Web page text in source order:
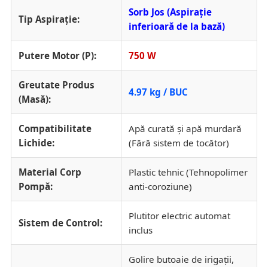
Tip Aspirație:
Sorb Jos (Aspirație
inferioară de la bază)
Putere Motor (P): 750 W
Greutate Produs
(Masă):
4.97 kg / BUC
Compatibilitate
Lichide:
Apă curată și apă murdară
(Fără sistem de tocător)
Material Corp
Pompă:
Plastic tehnic (Tehnopolimer
anti-coroziune)
Sistem de Control:
Plutitor electric automat
inclus
Golire butoaie de irigații,